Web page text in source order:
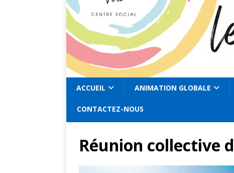
ACCUEIL ANIMATION GLOBALE
CONTACTEZ-NOUS
Réunion collective